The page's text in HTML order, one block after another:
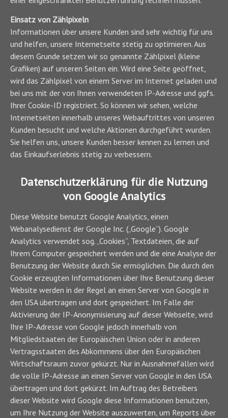
Einsatz von Zählpixeln
Informationen über unsere Kunden sind sehr wichtig für uns
und helfen, unsere Internetseite stetig zu optimieren. Aus
diesem Grunde setzen wir so genannte Zählpixel (kleine
Grafiken) auf unseren Seiten ein. Wird eine Seite geöffnet,
wird das Zählpixel von einem Server im Internet geladen und
bei uns mit der von Ihnen verwendeten IP-Adresse und ggfs.
Ihrer Cookie-ID registriert. So können wir sehen, welche
Internetseiten innerhalb unseres Webauftrittes von unseren
Kunden besucht und welche Aktionen durchgeführt wurden.
Sie helfen uns, unsere Kunden besser kennen zu lernen und
das Einkaufserlebnis stetig zu verbessern.
Datenschutzerklärung für die Nutzung
von Google Analytics
Diese Website benutzt Google Analytics, einen
Webanalysedienst der Google Inc. („Google“). Google
Analytics verwendet sog. „Cookies“, Textdateien, die auf
Ihrem Computer gespeichert werden und die eine Analyse der
Benutzung der Website durch Sie ermöglichen. Die durch den
Cookie erzeugten Informationen über Ihre Benutzung dieser
Website werden in der Regel an einen Server von Google in
den USA übertragen und dort gespeichert. Im Falle der
Aktivierung der IP-Anonymisierung auf dieser Webseite, wird
Ihre IP-Adresse von Google jedoch innerhalb von
Mitgliedstaaten der Europäischen Union oder in anderen
Vertragsstaaten des Abkommens über den Europäischen
Wirtschaftsraum zuvor gekürzt. Nur in Ausnahmefällen wird
die volle IP-Adresse an einen Server von Google in den USA
übertragen und dort gekürzt. Im Auftrag des Betreibers
dieser Website wird Google diese Informationen benutzen,
um Ihre Nutzung der Website auszuwerten, um Reports über